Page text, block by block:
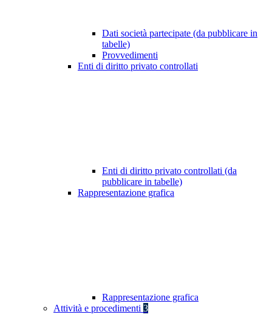
Dati società partecipate (da pubblicare in
tabelle)
Provvedimenti
Enti di diritto privato controllati
Enti di diritto privato controllati (da
pubblicare in tabelle)
Rappresentazione grafica
Rappresentazione grafica
Attività e procedimenti 3